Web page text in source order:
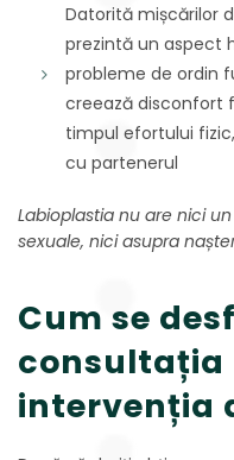
Datorită mișcărilor
prezintă un aspect
probleme de ordin
creează disconfort
timpul efortului
cu partenerul
Labioplastia nu are nici
sexuale, nici asupra
Cum se
consultația
intervenția